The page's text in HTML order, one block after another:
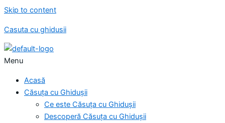
Skip to content
Casuta cu ghidusii
Menu
Acasă
Căsuța cu Ghidușii
Ce este Căsuța cu Ghidușii
Descoperă Căsuța cu Ghidușii